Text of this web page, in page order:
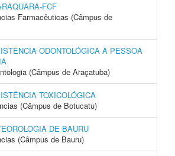
FCF
Farmacêuticas (Câmpus de
ODONTOLÓGICA À PESSOA
(Câmpus de Araçatuba)
TOXICOLÓGICA
(Câmpus de Botucatu)
DE BAURU
(Câmpus de Bauru)